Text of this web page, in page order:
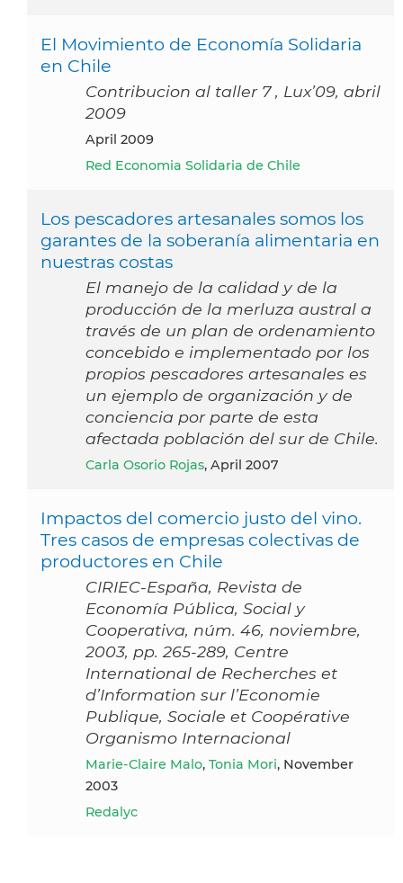
El Movimiento de Economía Solidaria
en Chile
Contribucion al taller 7 , Lux’09, abril
2009
April 2009
Red Economia Solidaria de Chile
Los pescadores artesanales somos los
garantes de la soberanía alimentaria en
nuestras costas
El manejo de la calidad y de la
producción de la merluza austral a
través de un plan de ordenamiento
concebido e implementado por los
propios pescadores artesanales es
un ejemplo de organización y de
conciencia por parte de esta
afectada población del sur de Chile.
Carla Osorio Rojas, April 2007
Impactos del comercio justo del vino.
Tres casos de empresas colectivas de
productores en Chile
CIRIEC-España, Revista de
Economía Pública, Social y
Cooperativa, núm. 46, noviembre,
2003, pp. 265-289, Centre
International de Recherches et
d’Information sur l’Economie
Publique, Sociale et Coopérative
Organismo Internacional
Marie-Claire Malo, Tonia Mori, November
2003
Redalyc